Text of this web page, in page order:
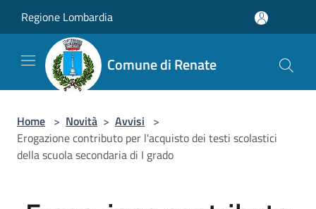
Regione Lombardia
Comune di Renate
Home > Novità > Avvisi >
Erogazione contributo per l'acquisto dei testi scolastici
della scuola secondaria di I grado